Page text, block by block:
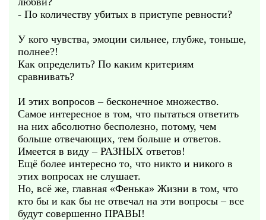
- По количеству убитых в приступе ревности?
У кого чувства, эмоции сильнее, глубже, тоньше,
полнее?!
Как определить? По каким критериям
сравнивать?
И этих вопросов – бесконечное множество.
Самое интересное в том, что пытаться ответить
на них абсолютно бесполезно, потому, чем
больше отвечающих, тем больше и ответов.
Имеется в виду – РАЗНЫХ ответов!
Ещё более интересно то, что никто и никого в
этих вопросах не слушает.
Но, всё же, главная «Фенька» Жизни в том, что
кто бы и как бы не отвечал на эти вопросы – все
будут совершенно ПРАВЫ!